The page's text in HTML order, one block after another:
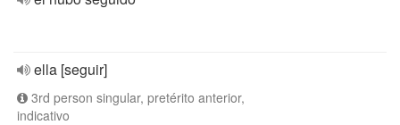
ella [seguir]
3rd person singular, pretérito anterior,
indicativo